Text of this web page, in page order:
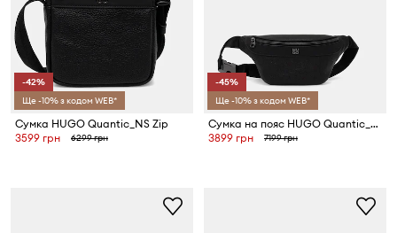
-42%
Ще -10% з кодом WEB*
Сумка HUGO Quantic_NS Zip
3599 грн
6299 грн
-45%
Ще -10% з кодом WEB*
Сумка на пояс HUGO Quantic_Bumbag
3899 грн
7199 грн